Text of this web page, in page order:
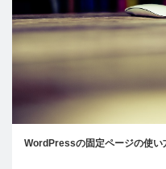
WordPressの固定ページの使い